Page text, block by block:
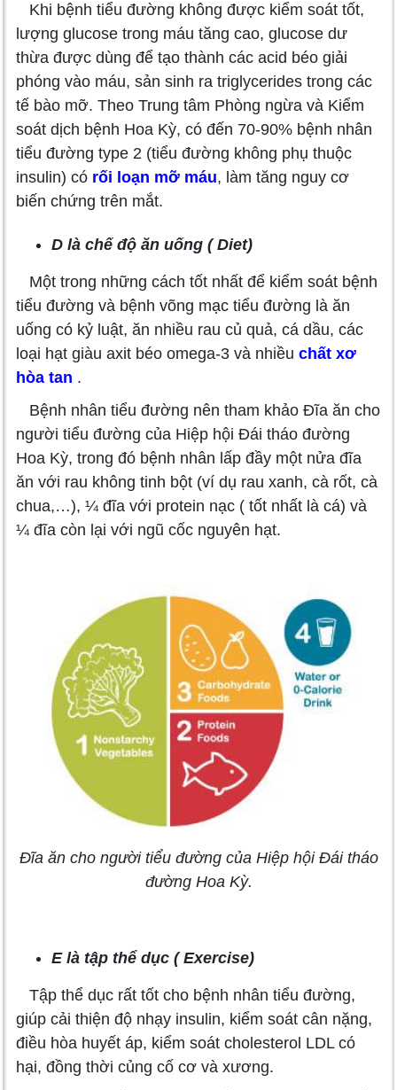
Khi bệnh tiểu đường không được kiểm soát tốt,
lượng glucose trong máu tăng cao, glucose dư
thừa được dùng để tạo thành các acid béo giải
phóng vào máu, sản sinh ra triglycerides trong các
tế bào mỡ. Theo Trung tâm Phòng ngừa và Kiểm
soát dịch bệnh Hoa Kỳ, có đến 70-90% bệnh nhân
tiểu đường type 2 (tiểu đường không phụ thuộc
insulin) có rối loạn mỡ máu, làm tăng nguy cơ
biến chứng trên mắt.
D là chế độ ăn uống ( Diet)
Một trong những cách tốt nhất để kiểm soát bệnh
tiểu đường và bệnh võng mạc tiểu đường là ăn
uống có kỷ luật, ăn nhiều rau củ quả, cá dầu, các
loại hạt giàu axit béo omega-3 và nhiều chất xơ
hòa tan .
Bệnh nhân tiểu đường nên tham khảo Đĩa ăn cho
người tiểu đường của Hiệp hội Đái tháo đường
Hoa Kỳ, trong đó bệnh nhân lấp đầy một nửa đĩa
ăn với rau không tinh bột (ví dụ rau xanh, cà rốt, cà
chua,…), ¼ đĩa với protein nạc ( tốt nhất là cá) và
¼ đĩa còn lại với ngũ cốc nguyên hạt.
Đĩa ăn cho người tiểu đường của Hiệp hội Đái tháo
đường Hoa Kỳ.
E là tập thể dục ( Exercise)
Tập thể dục rất tốt cho bệnh nhân tiểu đường,
giúp cải thiện độ nhạy insulin, kiểm soát cân nặng,
điều hòa huyết áp, kiểm soát cholesterol LDL có
hại, đồng thời củng cố cơ và xương.